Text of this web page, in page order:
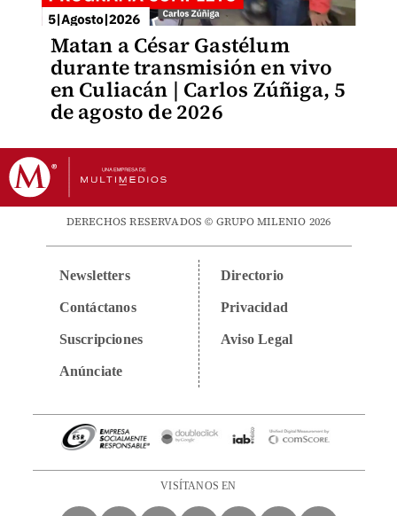
Matan a César Gastélum
durante transmisión en vivo
en Culiacán | Carlos Zúñiga, 5
de agosto de 2026
DERECHOS RESERVADOS © GRUPO MILENIO 2026
Newsletters
Contáctanos
Suscripciones
Anúnciate
Directorio
Privacidad
Aviso Legal
VISÍTANOS EN